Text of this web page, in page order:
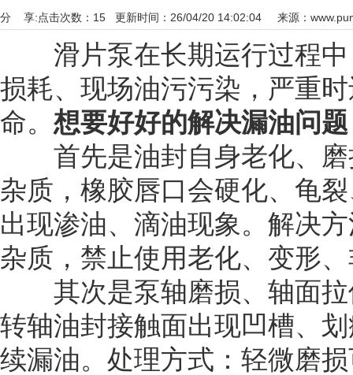
点击次数： 15 更新时间：26/04/20 14:02:04 来源：
分 享:
滑片泵在长期运行过程中
损耗、现场油污污染，严重
命。 想要好好的解决漏油问
首先是油封自身老化、磨
杂质，橡胶唇口会硬化、龟
出现渗油、滴油现象。解决
杂质，禁止使用老化、变形
其次是泵轴磨损、轴面拉
转轴油封接触面出现凹槽、
续漏油。处理方式：轻微磨